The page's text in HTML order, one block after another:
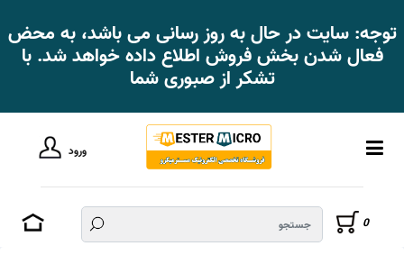
توجه: سایت در حال به روز رسانی می باشد، به محض
فعال شدن بخش فروش اطلاع داده خواهد شد. با
تشکر از صبوری شما
ورود
0